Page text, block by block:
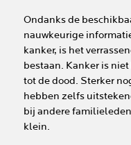
Ondanks de
nauwkeurige
kanker, is het
bestaan. Kanker is
tot de dood. Sterker
hebben zelfs
bij andere
klein.